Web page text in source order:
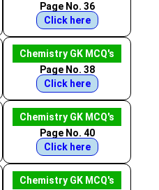
Page No. 36
Click here
Chemistry GK MCQ's
Page No. 38
Click here
Chemistry GK MCQ's
Page No. 40
Click here
Chemistry GK MCQ's